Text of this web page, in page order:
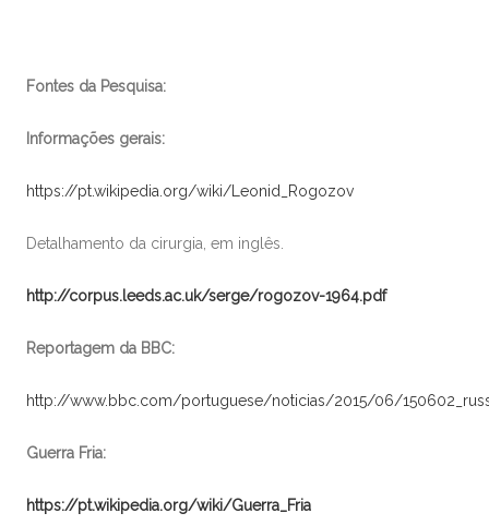
Fontes da Pesquisa:
Informações gerais:
https://pt.wikipedia.org/wiki/Leonid_Rogozov
Detalhamento da cirurgia, em inglês.
http://corpus.leeds.ac.uk/serge/rogozov-1964.pdf
Reportagem da BBC:
http://www.bbc.com/portuguese/noticias/2015/06/
Guerra Fria:
https://pt.wikipedia.org/wiki/Guerra_Fria